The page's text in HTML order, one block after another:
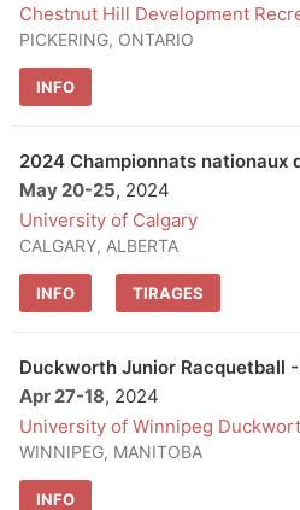
Chestnut Hill Development
PICKERING, ONTARIO
INFO
2024 Championnats nationaux
May 20-25, 2024
University of Calgary
CALGARY, ALBERTA
INFO TIRAGES
Duckworth Junior Racquetball
Apr 27-18, 2024
University of Winnipeg
WINNIPEG, MANITOBA
INFO